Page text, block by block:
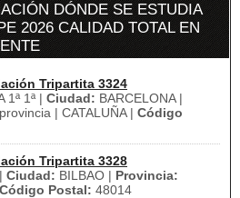
DÓNDE SE ESTUDIA
2026 CALIDAD TOTAL EN
Tripartita 3324
1ª 1ª | Ciudad: BARCELONA |
| CATALUÑA | Código
Tripartita 3328
Ciudad: BILBAO | Provincia:
Código Postal: 48014